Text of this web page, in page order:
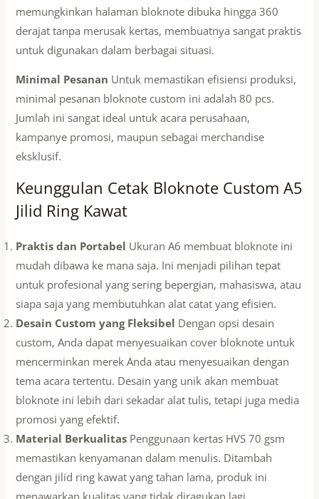
memungkinkan halaman bloknote dibuka hingga 360
derajat tanpa merusak kertas, membuatnya sangat praktis
untuk digunakan dalam berbagai situasi.
Minimal Pesanan Untuk memastikan efisiensi produksi,
minimal pesanan bloknote custom ini adalah 80 pcs.
Jumlah ini sangat ideal untuk acara perusahaan,
kampanye promosi, maupun sebagai merchandise
eksklusif.
Keunggulan Cetak Bloknote Custom A5
Jilid Ring Kawat
Praktis dan Portabel Ukuran A6 membuat bloknote ini
mudah dibawa ke mana saja. Ini menjadi pilihan tepat
untuk profesional yang sering bepergian, mahasiswa, atau
siapa saja yang membutuhkan alat catat yang efisien.
Desain Custom yang Fleksibel Dengan opsi desain
custom, Anda dapat menyesuaikan cover bloknote untuk
mencerminkan merek Anda atau menyesuaikan dengan
tema acara tertentu. Desain yang unik akan membuat
bloknote ini lebih dari sekadar alat tulis, tetapi juga media
promosi yang efektif.
Material Berkualitas Penggunaan kertas HVS 70 gsm
memastikan kenyamanan dalam menulis. Ditambah
dengan jilid ring kawat yang tahan lama, produk ini
menawarkan kualitas yang tidak diragukan lagi.